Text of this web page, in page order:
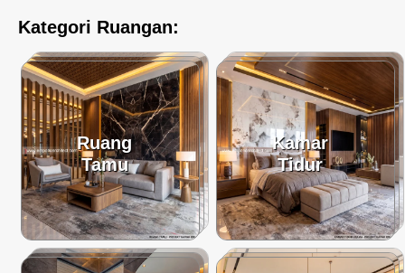
Kategori Ruangan:
Ruang
Tamu
Kamar
Tidur